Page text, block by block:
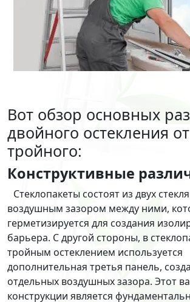
Вот обзор основных
двойного остекления от
тройного:
Конструктивные
Стеклопакеты состоят из двух
воздушным зазором между ними,
герметизируется для создания
барьера. С другой стороны, в
тройным остеклением используется
дополнительная третья панель,
отдельных воздушных зазора. Этот
конструкции является